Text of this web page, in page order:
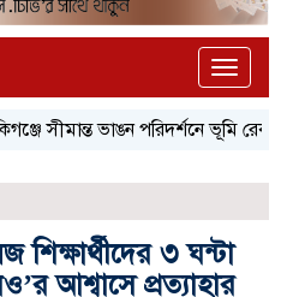
Toggle
সীমান্ত ভাঙন পরিদর্শনে ভূমি রেকর্ড ও
৩ ঘন্টা
আশ্বাসে প্রত্যাহার